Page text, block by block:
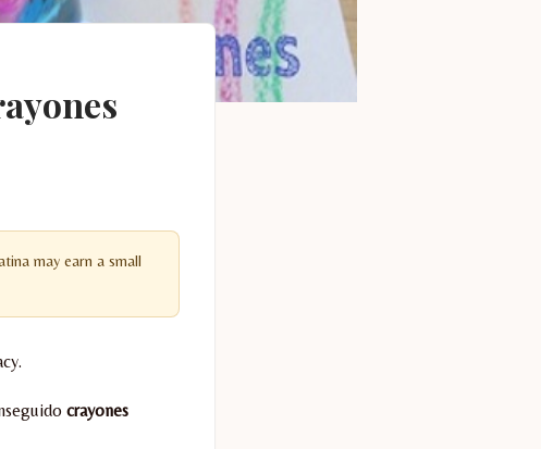
may earn a small
crayones